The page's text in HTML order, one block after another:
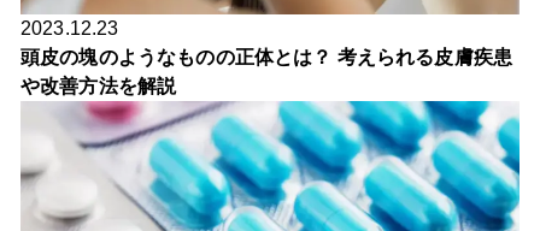
2023.12.23
頭皮の塊のようなものの正体とは？ 考えられる皮膚疾患
や改善方法を解説